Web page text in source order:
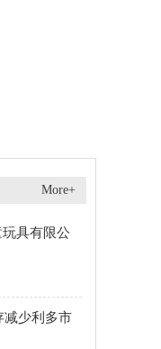
More+
具有限公
减少利多市